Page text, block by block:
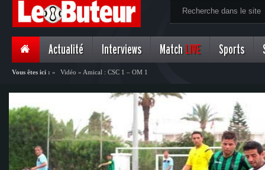
Actualité Interviews Match LIVE Sports
Vous êtes ici : » Vidéo » Amical : CSC 1 – OM 1